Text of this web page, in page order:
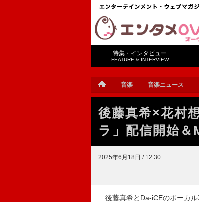
特集・インタビュー
FEATURE & INTERVIEW
音楽 音楽ニュース
後藤真希×花村
ラ」配信開始＆
2025年6月18日 / 12:30
後藤真希とDa-iCEのボーカル